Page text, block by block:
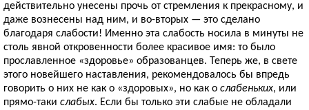
действительно унесены прочь от стремления к прекрасному, и
даже вознесены над ним, и во-вторых — это сделано
благодаря слабости! Именно эта слабость носила в минуты не
столь явной откровенности более красивое имя: то было
прославленное «здоровье» образованцев. Теперь же, в свете
этого новейшего наставления, рекомендовалось бы впредь
говорить о них не как о «здоровых», но как о слабеньких, или
прямо-таки слабых. Если бы только эти слабые не обладали